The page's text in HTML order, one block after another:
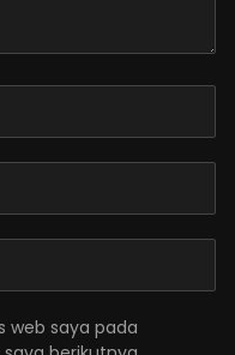
web saya pada